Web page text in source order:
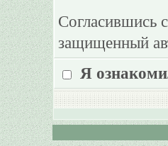
Согласившись
защищенный
Я